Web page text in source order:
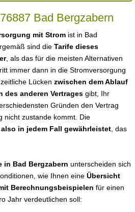
Bad Bergzabern
mit Strom ist in Bad
sind die Tarife dieses
, als das für die meisten Alternativen
immer dann in die Stromversorgung
Lücken zwischen dem Ablauf
des anderen Vertrages gibt, Ihr
Gründen den Vertrag
nicht zustande kommt. Die
in jedem Fall gewährleistet , das
in Bad Bergzabern unterscheiden sich
wie Ihnen eine Übersicht
Berechnungsbeispielen für einen
Jahr verdeutlichen soll: